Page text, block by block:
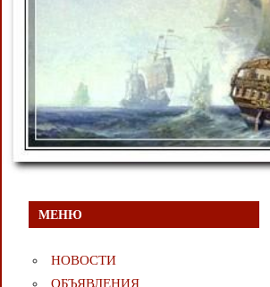
МЕНЮ
НОВОСТИ
ОБЪЯВЛЕНИЯ